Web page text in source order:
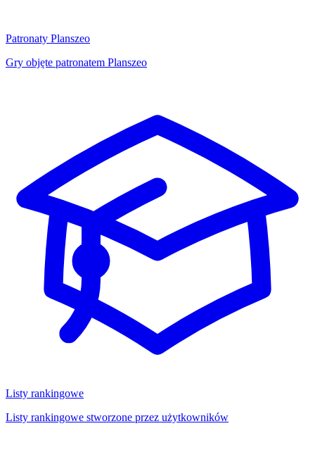
Patronaty Planszeo
Gry objęte patronatem Planszeo
Listy rankingowe
Listy rankingowe stworzone przez użytkowników